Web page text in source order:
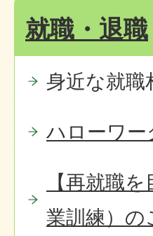
就職・退職
身近な就職
ハローワ
【再就職
業訓練）の